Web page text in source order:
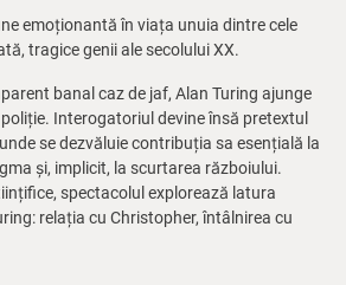
emoționantă în viața unuia dintre cele
tragice genii ale secolului XX.
banal caz de jaf, Alan Turing ajunge
Interogatoriul devine însă pretextul
se dezvăluie contribuția sa esențială la
și, implicit, la scurtarea războiului.
spectacolul explorează latura
relația cu Christopher, întâlnirea cu